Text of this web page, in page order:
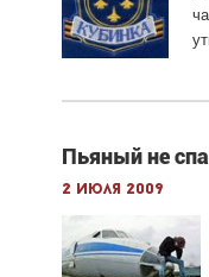
Пьяный не
2 июля 2009